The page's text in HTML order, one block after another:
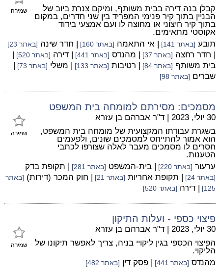
שמירה
קבלן בנה דירה בבית משותף, ומיקם צנרת ביוב של
הבניין בתוך קיר פנימי המפריד בין שני חדרים, במקום
בתוך קיר חיצוני או מחוצה לו ועם אמצעי בידוד
אקוסטי מתאימים.
תובע [באתר 141] | אי התאמה [באתר 160] | חדר שינה [באתר 23]
| חדר רחצה [באתר 37] | מהנדס [באתר 441] | דירה [באתר 520]
|
בית משותף [באתר 84] | רטיבות [באתר 133] | משלי [באתר 73]
|
שברים [באתר 98]
מסמכים: מסירתם למומחה בית המשפט
שמירה
30 יולי, 2023 | ד"ר אברהם בן עזרא
בשגרת עבודתו המקצועית של מומחה בית המשפט,
הוא אמור להתייחס למסמכים שונים, ולפעמים
חסרים לו מסמכים מעבר לאלה שצורפו לכתבי
הטענות.
ערעור [באתר 220] | בית-המשפט [באתר 281] | תקופת בדק
[באתר 24] | תקופת אחריות [באתר 21] | חוק המכר (דירות) [באתר
125]
| דירה [באתר 520]
פיצוי כספי - ועלות התיקון
שמירה
30 יולי, 2023 | ד"ר אברהם בן עזרא
הפיצוי הכספי בגין ליקויי בניה, צריך לאפשר תיקונו של
הליקוי.
מהנדס [באתר 441] | פסק דין [באתר 482]